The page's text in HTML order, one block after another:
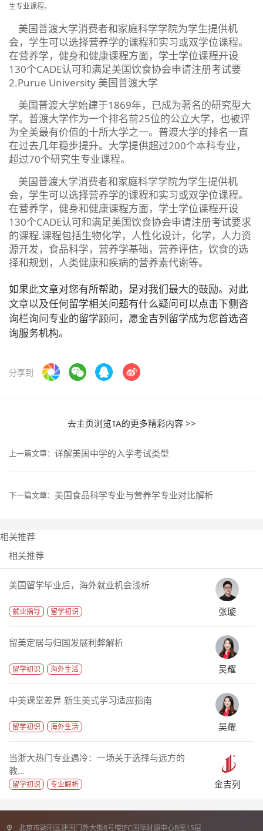
生专业课程。
美国普渡大学消费者和家庭科学学院为学生提供机
会，学生可以选择营养学的课程和实习或双学位课程。
在营养学，健身和健康课程方面，学士学位课程开设
130个CADE认可和满足美国饮食协会申请注册考试要
2.Purue University 美国普渡大学
美国普渡大学始建于1869年，已成为著名的研究型大
学。普渡大学作为一个排名前25位的公立大学，也被评
为全美最有价值的十所大学之一。普渡大学的排名一直
在过去几年稳步提升。大学提供超过200个本科专业，
超过70个研究生专业课程。
美国普渡大学消费者和家庭科学学院为学生提供机
会，学生可以选择营养学的课程和实习或双学位课程。
在营养学，健身和健康课程方面，学士学位课程开设
130个CADE认可和满足美国饮食协会申请注册考试要求
的课程.课程包括生物化学，人性化设计，化学，人力资
源开发，食品科学，营养学基础，营养评估，饮食的选
择和规划，人类健康和疾病的营养素代谢等。
如果此文章对您有所帮助，是对我们最大的鼓励。对此
文章以及任何留学相关问题有什么疑问可以点击下侧咨
询栏询问专业的留学顾问，愿金吉列留学成为您首选咨
询服务机构。
分享到
去主页浏览TA的更多精彩内容 >>
上一篇文章： 详解美国中学的入学考试类型
下一篇文章： 美国食品科学专业与营养学专业对比解析
相关推荐
相关推荐
美国留学毕业后，海外就业机会浅析
就业指导 留学初识 张璇
留美定居与归国发展利弊解析
留学初识 海外生活 吴耀
中美课堂差异 新生美式学习适应指南
留学初识 海外生活 吴耀
当浙大热门专业遇冷：一场关于选择与远方的
教...
留学初识 专业解析 金吉列
北京市朝阳区建国门外大街8号楼IFC国际财源中心B座15层